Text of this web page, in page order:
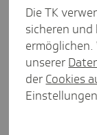
HzV-
bessere
bei
Artikel
Presse und Politik
Die TK
sicheren
unserer
der Cookies